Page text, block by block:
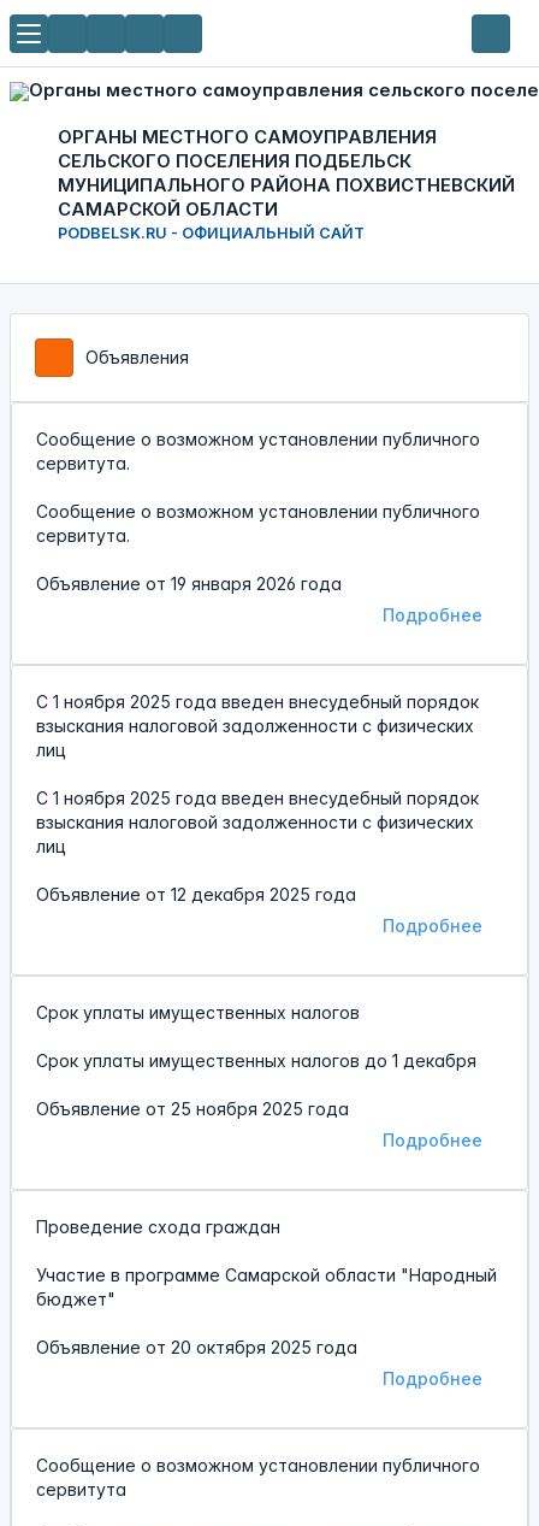
ОРГАНЫ МЕСТНОГО САМОУПРАВЛЕНИЯ
СЕЛЬСКОГО ПОСЕЛЕНИЯ ПОДБЕЛЬСК
МУНИЦИПАЛЬНОГО РАЙОНА ПОХВИСТНЕВСКИЙ
САМАРСКОЙ ОБЛАСТИ
PODBELSK.RU - ОФИЦИАЛЬНЫЙ САЙТ
Объявления
Сообщение о возможном установлении публичного
сервитута.
Сообщение о возможном установлении публичного
сервитута.
Объявление от 19 января 2026 года
Подробнее
С 1 ноября 2025 года введен внесудебный порядок
взыскания налоговой задолженности с физических
лиц
С 1 ноября 2025 года введен внесудебный порядок
взыскания налоговой задолженности с физических
лиц
Объявление от 12 декабря 2025 года
Подробнее
Срок уплаты имущественных налогов
Срок уплаты имущественных налогов до 1 декабря
Объявление от 25 ноября 2025 года
Подробнее
Проведение схода граждан
Участие в программе Самарской области "Народный
бюджет"
Объявление от 20 октября 2025 года
Подробнее
Сообщение о возможном установлении публичного
сервитута